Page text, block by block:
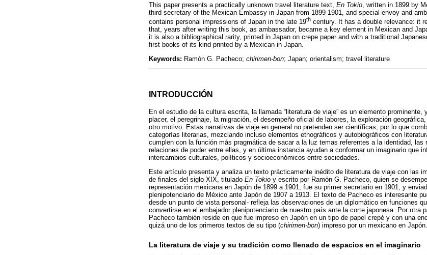
This paper presents a practically unknown travel literature text, En Tokio , written in 1899 by
third secretary of the Mexican Embassy in Japan from 1899-1901, and special envoy and
contains personal impressions of Japan in the late 19th century. It has a double relevance: it
that, years after writing this book, as ambassador, became a key element in Mexican and
it is also a bibliographical rarity, printed in Japan on crepe paper and with a traditional
first books of its kind printed by a Mexican in Japan.
Keywords: Ramón G. Pacheco; chirimen-bon; Japan; orientalism; travel literature
INTRODUCCIÓN
En el estudio de la cultura escrita, la llamada “literatura de viaje” es un elemento prominente,
placer, el peregrinaje, la migración, el desempeño oficial de labores, la exploración
otro motivo. Estas narrativas de viaje en general no pretenden ser científicas, por lo que
categorías literarias, mezclando incluso elementos etnográficos y autobiográficos con
cumplen con la función más pragmática de sacar a la luz temas referentes a la identidad, las
relaciones de poder entre ellas, y en última instancia ayudan a conformar un imaginario que
intercambios culturales, políticos y socioeconómicos entre sociedades.
Este artículo presenta y analiza un texto prácticamente inédito de literatura de viaje con las
de finales del siglo XIX, titulado En Tokio y escrito por Ramón G. Pacheco, quien se
representación mexicana en Japón de 1899 a 1901, fue su primer secretario en 1901, y
plenipotenciario de México ante Japón de 1907 a 1913. El texto de Pacheco es interesante
desde un punto de vista personal- refleja las observaciones de un diplomático en funciones
convertirse en el embajador plenipotenciario de nuestro país ante la corte japonesa. Por otra
Pacheco también reside en que fue impreso en Japón en un tipo de papel crepé y con una
quizá uno de los primeros textos de su tipo (chirimen-bon) impreso por un mexicano en Japón.
La literatura de viaje y su tradición como llenado de espacios en el imaginario